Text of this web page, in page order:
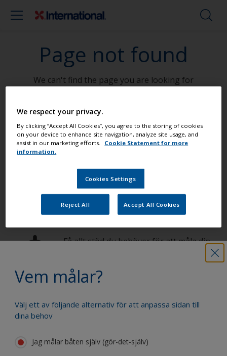
Page not found
We can't find the page you are looking for
Go To Home
Vem målar?
Välj ett av följande alternativ för att anpassa sidan till
dina behov
Jag målar båten själv (gör-det-själv)
Måla din båt som ett proffs
Hitta de bästa produkterna för att
underhålla din båt
Få allt stöd du behöver för att måla din
Dra nytta av vår kontinuerliga
innovation och vetenskapliga expertis
We respect your privacy.
By clicking “Accept All Cookies”, you agree to the storing of cookies
on your device to enhance site navigation, analyze site usage, and
assist in our marketing efforts.
Cookie Statement for more
information.
Cookies Settings
Reject All Accept All Cookies